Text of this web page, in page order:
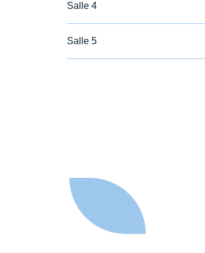
Salle 4
Salle 5